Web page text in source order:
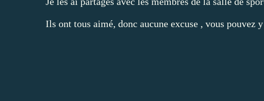
Ils ont tous aimé, donc aucune excuse , vous pouvez